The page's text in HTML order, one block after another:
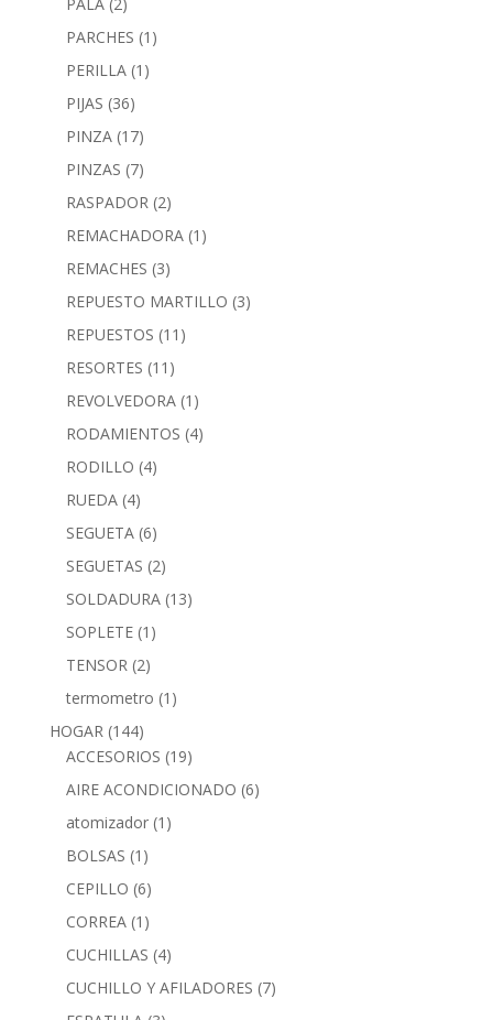
PARCHES (1)
PERILLA (1)
PIJAS (36)
PINZA (17)
PINZAS (7)
RASPADOR (2)
REMACHADORA (1)
REMACHES (3)
REPUESTO MARTILLO (3)
REPUESTOS (11)
RESORTES (11)
REVOLVEDORA (1)
RODAMIENTOS (4)
RODILLO (4)
RUEDA (4)
SEGUETA (6)
SEGUETAS (2)
SOLDADURA (13)
SOPLETE (1)
TENSOR (2)
termometro (1)
HOGAR (144)
ACCESORIOS (19)
AIRE ACONDICIONADO (6)
atomizador (1)
BOLSAS (1)
CEPILLO (6)
CORREA (1)
CUCHILLAS (4)
CUCHILLO Y AFILADORES (7)